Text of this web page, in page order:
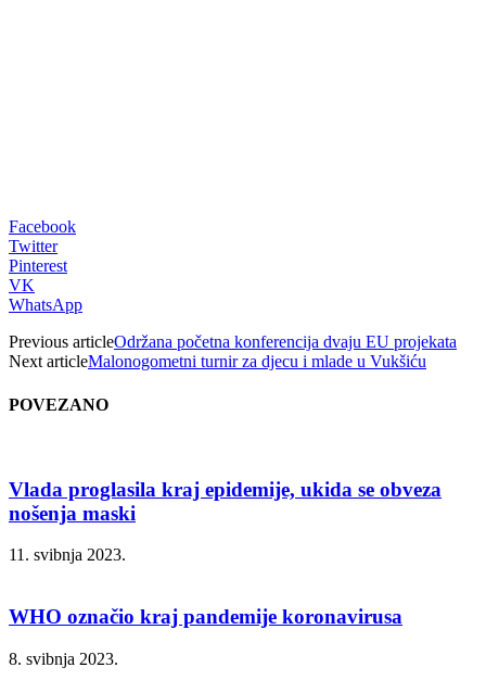
Facebook
Twitter
Pinterest
VK
WhatsApp
Previous articleOdržana početna konferencija dvaju EU projekata
Next articleMalonogometni turnir za djecu i mlade u Vukšiću
POVEZANO
Vlada proglasila kraj epidemije, ukida se obveza
nošenja maski
11. svibnja 2023.
WHO označio kraj pandemije koronavirusa
8. svibnja 2023.